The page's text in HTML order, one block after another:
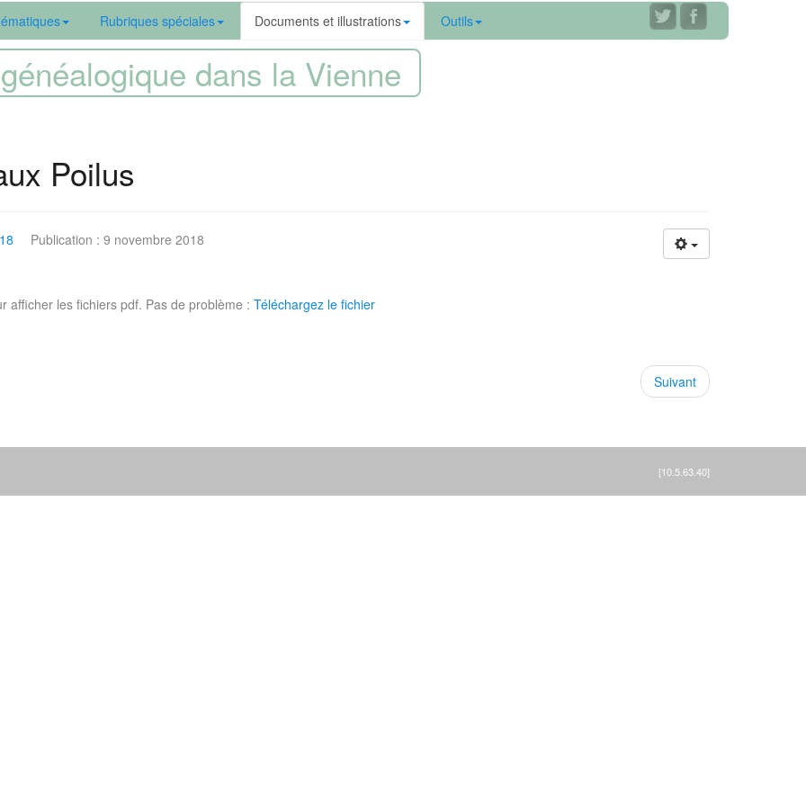
Rubriques spéciales Documents et illustrations Outils
dans la Vienne
Poilus
Publication : 9 novembre 2018
afficher les fichiers pdf. Pas de problème : Téléchargez le fichier
Suivant
[10.5.63.40]